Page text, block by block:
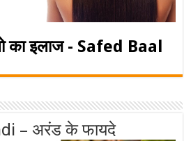
इलाज - Safed Baal
– अरंड के फायदे